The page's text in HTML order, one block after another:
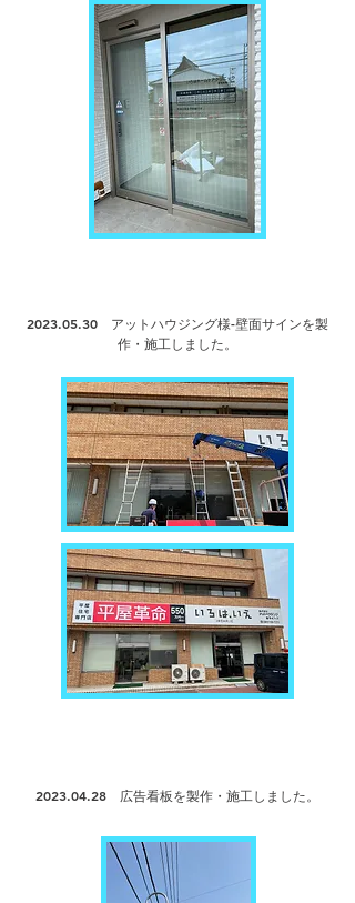
2023.05.30 アットハウジング様-壁面サインを製
作・ 施工しました。
2023.04.28 広告看板を製作・ 施工しました。